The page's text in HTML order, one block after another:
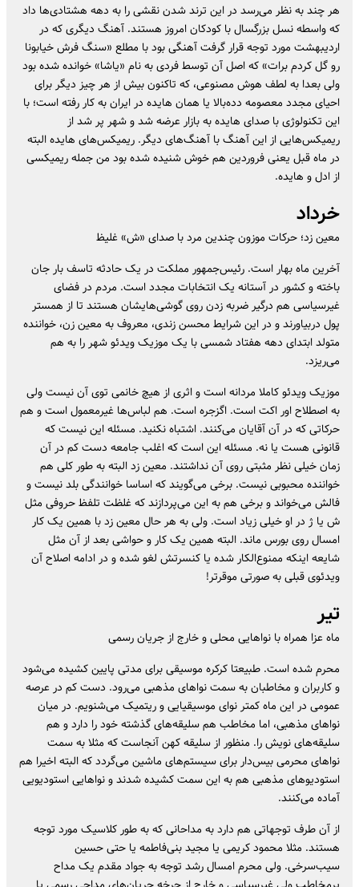
هر چند به نظر می‌رسد در این ترند شدن نقشی را به دهه هشتادی‌ها داد
که واسطه نسل بزرگسال با کودکان امروز هستند. آهنگ دیگری که در
اردیبهشت مورد توجه قرار گرفت آهنگی بود با مطلع «سنگ فرش خیابونا
رو گل کردم برات» که اصل آن توسط فردی به نام «یاشا» خوانده شده بود
ولی بعدا به لطف هوش مصنوعی، که تاکنون بیش از هر چیز دیگر برای
احیای مجدد معصومه دده‌بالا یا همان هایده در ایران به کار رفته است؛ با
این تکنولوژی با صدای هایده به بازار عرضه شد و شهر پر شد از
ریمیکس‌هایی از این آهنگ با آهنگ‌های دیگر. ریمیکس‌های هایده البته
در ماه قبل یعنی فروردین هم خوش شنیده شده بود من جمله ریمیکسی
از ادل و هایده.
خرداد
معین زد؛ حرکات موزون چندین مرد با صدای «ش» غلیظ
آخرین ماه بهار است. رئیس‌جمهور مملکت در یک حادثه تاسف بار جان
باخته و کشور در آستانه یک انتخابات مجدد است. مردم در فضای
غیرسیاسی هم درگیر ضربه زدن روی گوشی‌هایشان هستند تا از همستر
پول دربیاورند و در این شرایط محسن زندی، معروف به معین زن، خواننده
متولد ابتدای دهه هفتاد شمسی با یک موزیک ویدئو شهر را به هم
می‌ریزد.
موزیک ویدئو کاملا مردانه است و اثری از هیچ خانمی توی آن نیست ولی
به اصطلاح اور اکت است. اگزجره است. هم لباس‌ها غیرمعمول است و هم
حرکاتی که در آن آقایان می‌کنند. اشتباه نکنید. مسئله این نیست که
قانونی هست یا نه. مسئله این است که اغلب جامعه دست کم در آن
زمان خیلی نظر مثبتی روی آن نداشتند. معین زد البته به طور کلی هم
خواننده محبوبی نیست. برخی می‌گویند که اساسا خوانندگی بلد نیست و
فالش می‌خواند و برخی هم به این می‌پردازند که غلظت تلفظ حروفی مثل
ش یا ژ در او خیلی زیاد است. ولی به هر حال معین زد با همین یک کار
امسال روی بورس ماند. البته همین یک کار و حواشی بعد از آن مثل
شایعه اینکه ممنوع‌الکار شده یا کنسرتش لغو شده و در ادامه اصلاح آن
ویدئوی قبلی به صورتی موقرتر!
تیر
ماه عزا همراه با نوا‌هایی محلی و خارج از جریان رسمی
محرم شده است. طبیعتا کرکره موسیقی برای مدتی پایین کشیده می‌شود
و کاربران و مخاطبان به سمت نوا‌های مذهبی می‌رود. دست کم در عرصه
عمومی در این ماه کمتر نوای موسیقیایی و ریتمیک می‌شنویم. در میان
نوا‌های مذهبی، اما مخاطب هم سلیقه‌های گذشته خود را دارد و هم
سلیقه‌های نویش را. منظور از سلیقه کهن آنجاست که مثلا به سمت
نوا‌های محرمی بیس‌دار برای سیستم‌های ماشین می‌گردد که البته اخیرا هم
استودیو‌های مذهبی هم به این سمت کشیده شدند و نوا‌هایی استودیویی
آماده می‌کنند.
از آن طرف توجهاتی هم دارد به مداحانی که به طور کلاسیک مورد توجه
هستند. مثلا محمود کریمی یا مجید بنی‌فاطمه یا حتی حسین
سیب‌سرخی. ولی محرم امسال رشد توجه به جواد مقدم یک مداح